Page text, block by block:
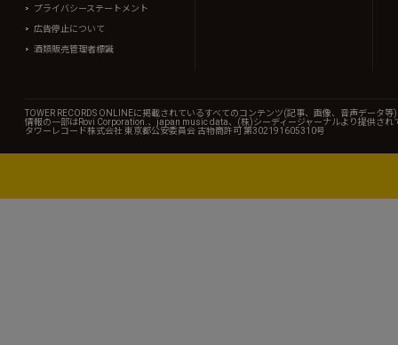
プライバシーステートメント
広告停止について
酒類販売管理者標識
TOWER RECORDS ONLINEに掲載されているすべてのコンテンツ(記事、画像、音声データ
情報の一部はRovi Corporation.、japan music data、(株)シーディージャーナルより提供され
タワーレコード株式会社 東京都公安委員会 古物商許可 第302191605310号